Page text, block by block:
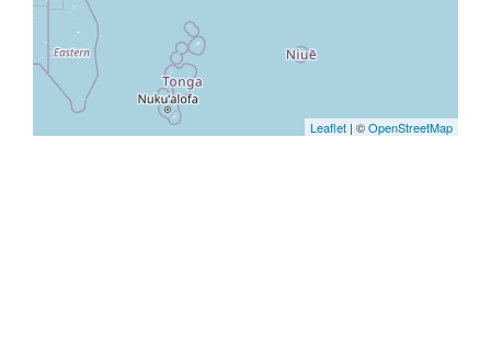
Leaflet | ©OpenStreetMap